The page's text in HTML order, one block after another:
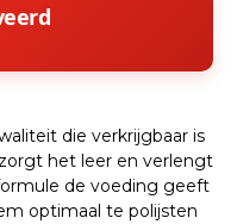
die verkrijgbaar is
het leer en verlengt
de voeding geeft
optimaal te polijsten